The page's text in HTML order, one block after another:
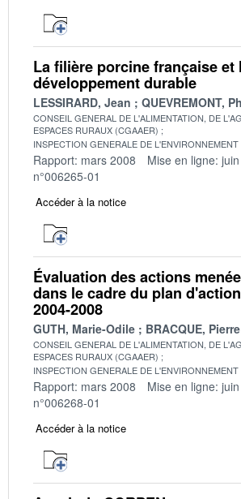
La filière porcine française et
développement durable
LESSIRARD, Jean QUEVREMONT,
CONSEIL GENERAL DE L'ALIMENTATION, DE
ESPACES RURAUX (CGAAER)
INSPECTION GENERALE DE L'ENVIRONNEMENT
Rapport: mars 2008 Mise en ligne:
n°006265-01
Accéder à la notice
Évaluation des actions
dans le cadre du plan
2004-2008
GUTH, Marie-Odile BRACQUE, Pierre
CONSEIL GENERAL DE L'ALIMENTATION, DE
ESPACES RURAUX (CGAAER)
INSPECTION GENERALE DE L'ENVIRONNEMENT
Rapport: mars 2008 Mise en ligne:
n°006268-01
Accéder à la notice